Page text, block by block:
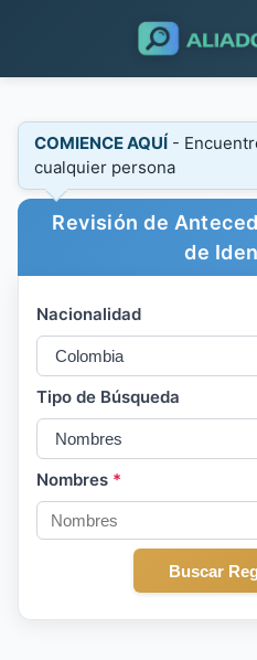
COMIENCE AQUÍ -
cualquier persona
Revisión de
de
Nacionalidad
Tipo de Búsqueda
Nombres *
Buscar